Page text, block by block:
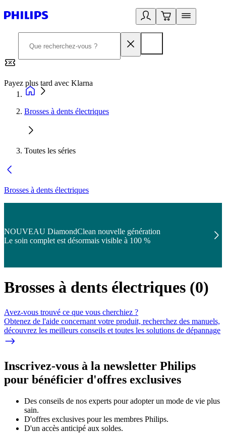
Payez plus tard avec Klarna
Brosses à dents électriques
Toutes les séries
Brosses à dents électriques
NOUVEAU DiamondClean nouvelle génération
Le soin complet est désormais visible à 100 %
Brosses à dents électriques (0)
Avez-vous trouvé ce que vous cherchiez ?
Obtenez de l'aide concernant votre produit, recherchez des manuels,
découvrez les meilleurs conseils et toutes les solutions de dépannage
Inscrivez-vous à la newsletter Philips
pour bénéficier d'offres exclusives
Des conseils de nos experts pour adopter un mode de vie plus
sain.
D'offres exclusives pour les membres Philips.
D'un accès anticipé aux soldes.